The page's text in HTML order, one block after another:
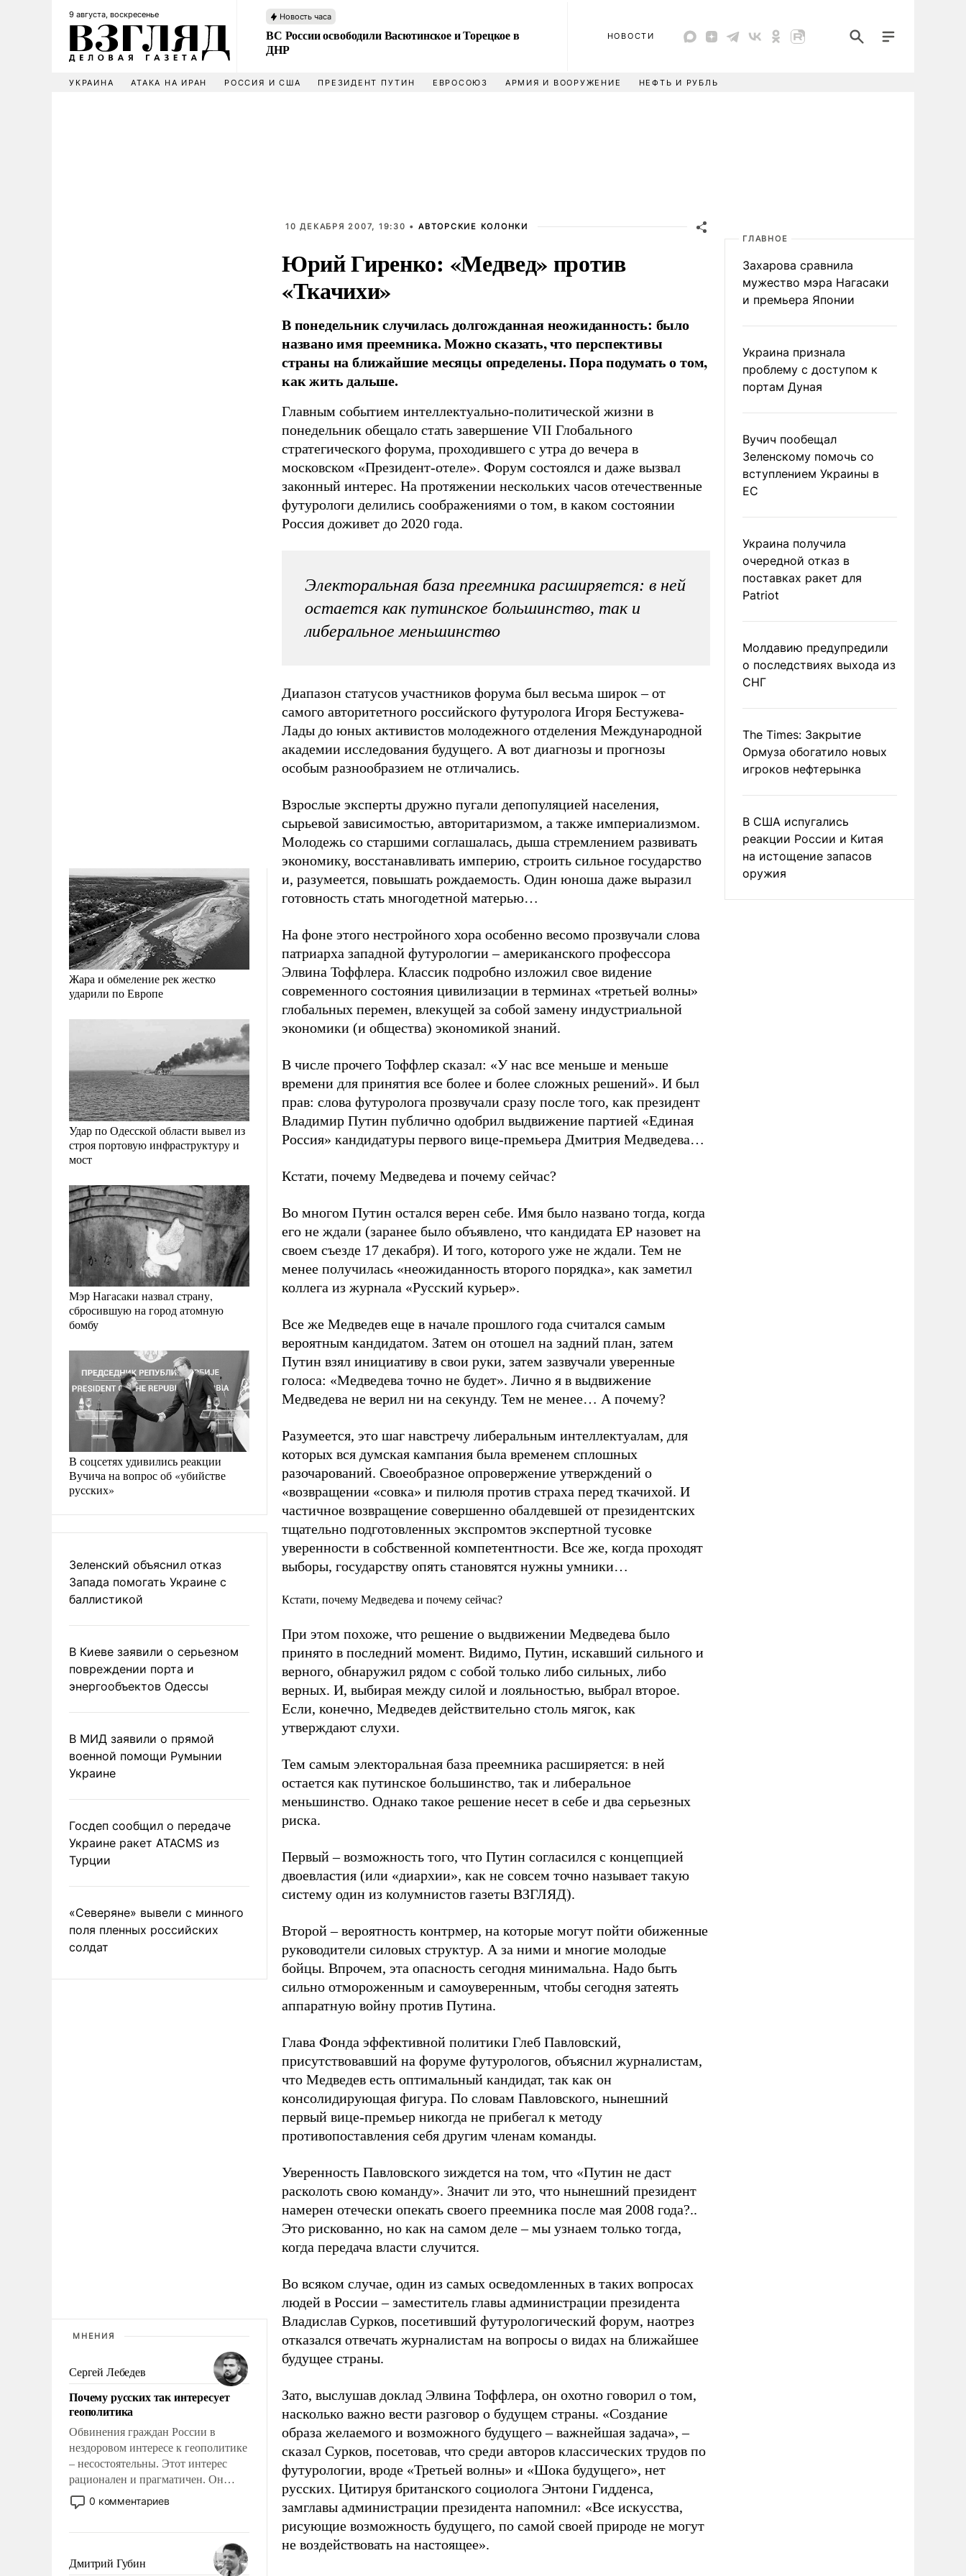
9 августа, воскресенье Новость часа
ВС России освободили Васютинское и Торецкое в
ДНР
НОВОСТИ
УКРАИНА АТАКА НА ИРАН РОССИЯ И США ПРЕЗИДЕНТ ПУТИН ЕВРОСОЮЗ АРМИЯ И ВООРУЖЕНИЕ НЕФТЬ И РУБЛЬ
Жара и обмеление рек жестко
ударили по Европе
Удар по Одесской области вывел из
строя портовую инфраструктуру и
мост
Мэр Нагасаки назвал страну,
сбросившую на город атомную
бомбу
В соцсетях удивились реакции
Вучича на вопрос об «убийстве
русских»
Зеленский объяснил отказ
Запада помогать Украине с
баллистикой
В Киеве заявили о серьезном
повреждении порта и
энергообъектов Одессы
В МИД заявили о прямой
военной помощи Румынии
Украине
Госдеп сообщил о передаче
Украине ракет ATACMS из
Турции
«Северяне» вывели с минного
поля пленных российских
солдат
МНЕНИЯ
Сергей Лебедев
Почему русских так интересует
геополитика
Обвинения граждан России в
нездоровом интересе к геополитике
– несостоятельны. Этот интерес
рационален и прагматичен. Он
обусловлен тысячелетним опытом
выживания в крайне непростых
знанием, что мировая политика
имеет свойство заявляться на порог
0 комментариев
Дмитрий Губин
10 ДЕКАБРЯ 2007, 19:30 • АВТОРСКИЕ КОЛОНКИ
Юрий Гиренко: «Медвед» против
«Ткачихи»
В понедельник случилась долгожданная неожиданность: было
названо имя преемника. Можно сказать, что перспективы
страны на ближайшие месяцы определены. Пора подумать о том,
как жить дальше.
Главным событием интеллектуально-политической жизни в
понедельник обещало стать завершение VII Глобального
стратегического форума, проходившего с утра до вечера в
московском «Президент-отеле». Форум состоялся и даже вызвал
законный интерес. На протяжении нескольких часов отечественные
футурологи делились соображениями о том, в каком состоянии
Россия доживет до 2020 года.
Электоральная база преемника расширяется: в ней
остается как путинское большинство, так и
либеральное меньшинство
Диапазон статусов участников форума был весьма широк – от
самого авторитетного российского футуролога Игоря Бестужева-
Лады до юных активистов молодежного отделения Международной
академии исследования будущего. А вот диагнозы и прогнозы
особым разнообразием не отличались.
Взрослые эксперты дружно пугали депопуляцией населения,
сырьевой зависимостью, авторитаризмом, а также империализмом.
Молодежь со старшими соглашалась, дыша стремлением развивать
экономику, восстанавливать империю, строить сильное государство
и, разумеется, повышать рождаемость. Один юноша даже выразил
готовность стать многодетной матерью…
На фоне этого нестройного хора особенно весомо прозвучали слова
патриарха западной футурологии – американского профессора
Элвина Тоффлера. Классик подробно изложил свое видение
современного состояния цивилизации в терминах «третьей волны»
глобальных перемен, влекущей за собой замену индустриальной
экономики (и общества) экономикой знаний.
В числе прочего Тоффлер сказал: «У нас все меньше и меньше
времени для принятия все более и более сложных решений». И был
прав: слова футуролога прозвучали сразу после того, как президент
Владимир Путин публично одобрил выдвижение партией «Единая
Россия» кандидатуры первого вице-премьера Дмитрия Медведева…
Кстати, почему Медведева и почему сейчас?
Во многом Путин остался верен себе. Имя было названо тогда, когда
его не ждали (заранее было объявлено, что кандидата ЕР назовет на
своем съезде 17 декабря). И того, которого уже не ждали. Тем не
менее получилась «неожиданность второго порядка», как заметил
коллега из журнала «Русский курьер».
Все же Медведев еще в начале прошлого года считался самым
вероятным кандидатом. Затем он отошел на задний план, затем
Путин взял инициативу в свои руки, затем зазвучали уверенные
голоса: «Медведева точно не будет». Лично я в выдвижение
Медведева не верил ни на секунду. Тем не менее… А почему?
Разумеется, это шаг навстречу либеральным интеллектуалам, для
которых вся думская кампания была временем сплошных
разочарований. Своеобразное опровержение утверждений о
«возвращении «совка» и пилюля против страха перед ткачихой. И
частичное возвращение совершенно обалдевшей от президентских
тщательно подготовленных экспромтов экспертной тусовке
уверенности в собственной компетентности. Все же, когда проходят
выборы, государству опять становятся нужны умники…
Кстати, почему Медведева и почему сейчас?
При этом похоже, что решение о выдвижении Медведева было
принято в последний момент. Видимо, Путин, искавший сильного и
верного, обнаружил рядом с собой только либо сильных, либо
верных. И, выбирая между силой и лояльностью, выбрал второе.
Если, конечно, Медведев действительно столь мягок, как
утверждают слухи.
Тем самым электоральная база преемника расширяется: в ней
остается как путинское большинство, так и либеральное
меньшинство. Однако такое решение несет в себе и два серьезных
риска.
Первый – возможность того, что Путин согласился с концепцией
двоевластия (или «диархии», как не совсем точно называет такую
систему один из колумнистов газеты ВЗГЛЯД).
Второй – вероятность контрмер, на которые могут пойти обиженные
руководители силовых структур. А за ними и многие молодые
бойцы. Впрочем, эта опасность сегодня минимальна. Надо быть
сильно отмороженным и самоуверенным, чтобы сегодня затеять
аппаратную войну против Путина.
Глава Фонда эффективной политики Глеб Павловский,
присутствовавший на форуме футурологов, объяснил журналистам,
что Медведев есть оптимальный кандидат, так как он
консолидирующая фигура. По словам Павловского, нынешний
первый вице-премьер никогда не прибегал к методу
противопоставления себя другим членам команды.
Уверенность Павловского зиждется на том, что «Путин не даст
расколоть свою команду». Значит ли это, что нынешний президент
намерен отечески опекать своего преемника после мая 2008 года?..
Это рискованно, но как на самом деле – мы узнаем только тогда,
когда передача власти случится.
Во всяком случае, один из самых осведомленных в таких вопросах
людей в России – заместитель главы администрации президента
Владислав Сурков, посетивший футурологический форум, наотрез
отказался отвечать журналистам на вопросы о видах на ближайшее
будущее страны.
Зато, выслушав доклад Элвина Тоффлера, он охотно говорил о том,
насколько важно вести разговор о будущем страны. «Создание
образа желаемого и возможного будущего – важнейшая задача», –
сказал Сурков, посетовав, что среди авторов классических трудов по
футурологии, вроде «Третьей волны» и «Шока будущего», нет
русских. Цитируя британского социолога Энтони Гидденса,
замглавы администрации президента напомнил: «Все искусства,
рисующие возможность будущего, по самой своей природе не могут
не воздействовать на настоящее».
ГЛАВНОЕ
Захарова сравнила
мужество мэра Нагасаки
и премьера Японии
Украина признала
проблему с доступом к
портам Дуная
Вучич пообещал
Зеленскому помочь со
вступлением Украины в
ЕС
Украина получила
очередной отказ в
поставках ракет для
Patriot
Молдавию предупредили
о последствиях выхода из
СНГ
The Times: Закрытие
Ормуза обогатило новых
игроков нефтерынка
В США испугались
реакции России и Китая
на истощение запасов
оружия